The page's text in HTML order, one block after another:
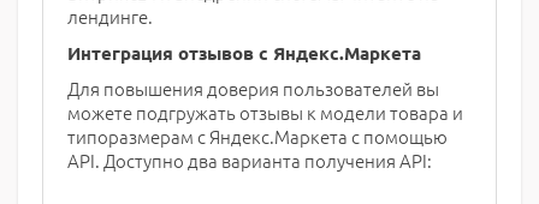
лендинге.
Интеграция отзывов с Яндекс.Маркета
Для повышения доверия пользователей вы
можете подгружать отзывы к модели товара и
типоразмерам с Яндекс.Маркета с помощью
API. Доступно два варианта получения API: